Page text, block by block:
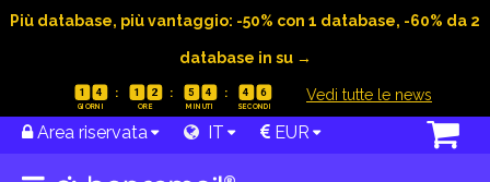
Più database, più vantaggio: -50% con 1 database, -60% da 2
database in su →
1 4 1 2 5 4 4 5 Vedi tutte le news
Area riservata IT EUR